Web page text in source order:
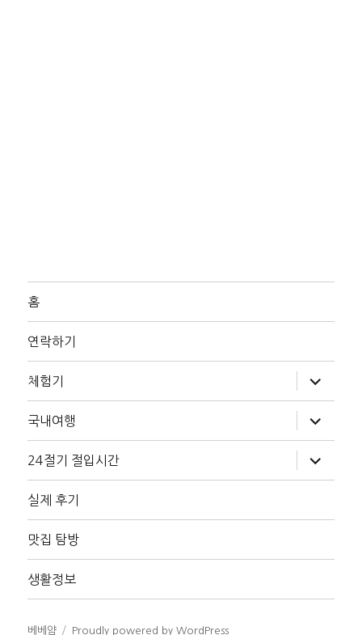
홈
연락하기
체험기
위
메
확
장
국내여행
위
메
확
장
24절기 절입시간
위
메
장
실제 후기
맛집 탐방
생활정보
베베얌 Proudly powered by WordPress